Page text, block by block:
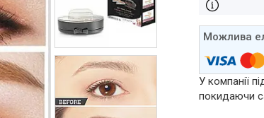
У компанії
покидаючи